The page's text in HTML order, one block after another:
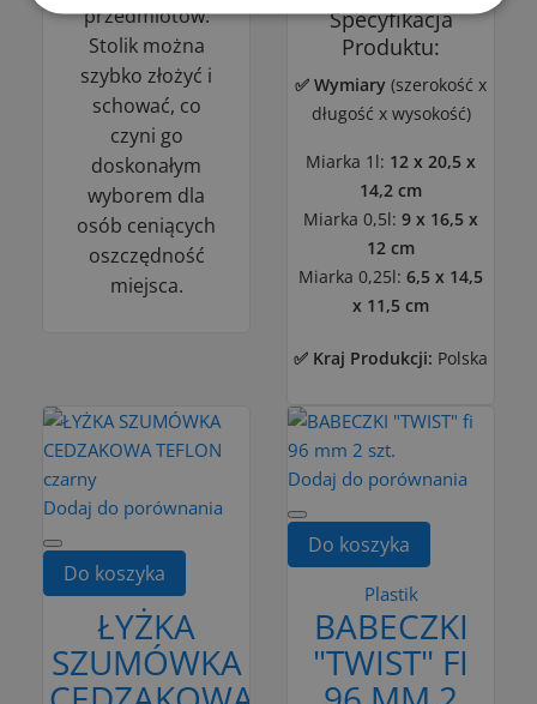
przedmiotów.
Stolik można
szybko złożyć i
schować, co
czyni go
doskonałym
wyborem dla
osób ceniących
oszczędność
miejsca.
Specyfikacja
Produktu:
✅ Wymiary (szerokość x
długość x wysokość)
Miarka 1l: 12 x 20,5 x
14,2 cm
Miarka 0,5l: 9 x 16,5 x
12 cm
Miarka 0,25l: 6,5 x 14,5
x 11,5 cm
✅ Kraj Produkcji: Polska
Dodaj do porównania
Do koszyka
ŁYŻKA
SZUMÓWKA
Dodaj do porównania
Do koszyka
Plastik
BABECZKI
"TWIST" FI